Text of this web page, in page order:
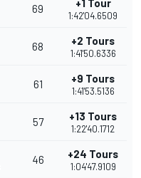
69 +1 Tour
1:42'04.6509
68 +2 Tours
1:41'50.6336
61 +9 Tours
1:41'53.5136
57 +13 Tours
1:22'40.1712
46 +24 Tours
1:04'47.9109